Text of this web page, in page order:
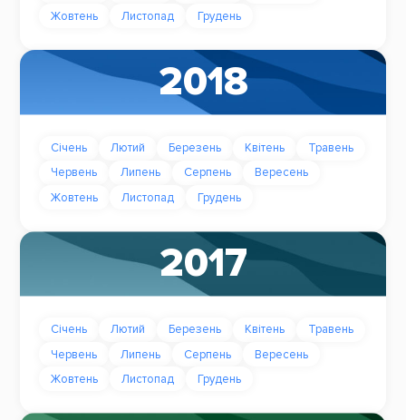
Жовтень
Листопад Грудень
2018
Січень Лютий Березень Квітень
Травень
Червень
Липень Серпень
Вересень
Жовтень
Листопад Грудень
2017
Січень Лютий Березень Квітень
Травень
Червень
Липень Серпень
Вересень
Жовтень
Листопад Грудень